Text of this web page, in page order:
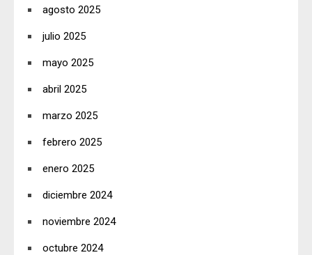
agosto 2025
julio 2025
mayo 2025
abril 2025
marzo 2025
febrero 2025
enero 2025
diciembre 2024
noviembre 2024
octubre 2024